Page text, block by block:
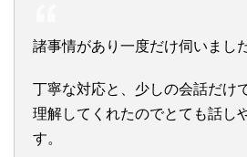
諸事情があり一度だけ伺いました
丁寧な対応と、少しの会話だけ
理解してくれたのでとても話し
す。